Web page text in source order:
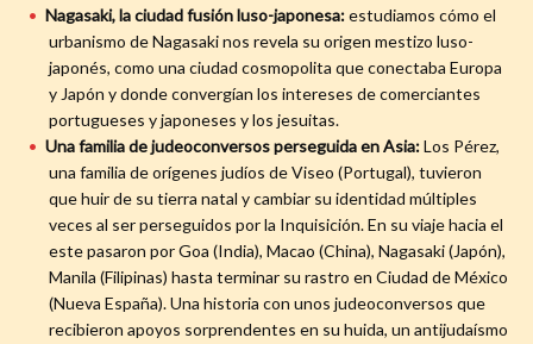
Nagasaki, la ciudad fusión luso-japonesa:estudiamos cómo el
urbanismo de Nagasaki nos revela su origen mestizo luso-
japonés, como una ciudad cosmopolita que conectaba Europa
y Japón y donde convergían los intereses de comerciantes
portugueses y japoneses y los jesuitas.
Una familia de judeoconversos perseguida en Asia:Los Pérez,
una familia de orígenes judíos de Viseo (Portugal), tuvieron
que huir de su tierra natal y cambiar su identidad múltiples
veces al ser perseguidos por la Inquisición. En su viaje hacia el
este pasaron por Goa (India), Macao (China), Nagasaki (Japón),
Manila (Filipinas) hasta terminar su rastro en Ciudad de México
(Nueva España). Una historia con unos judeoconversos que
recibieron apoyos sorprendentes en su huida, un antijudaísmo